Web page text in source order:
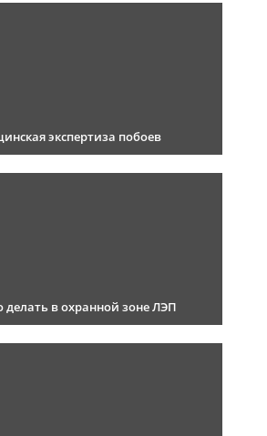
экспертиза побоев
делать в охранной зоне ЛЭП